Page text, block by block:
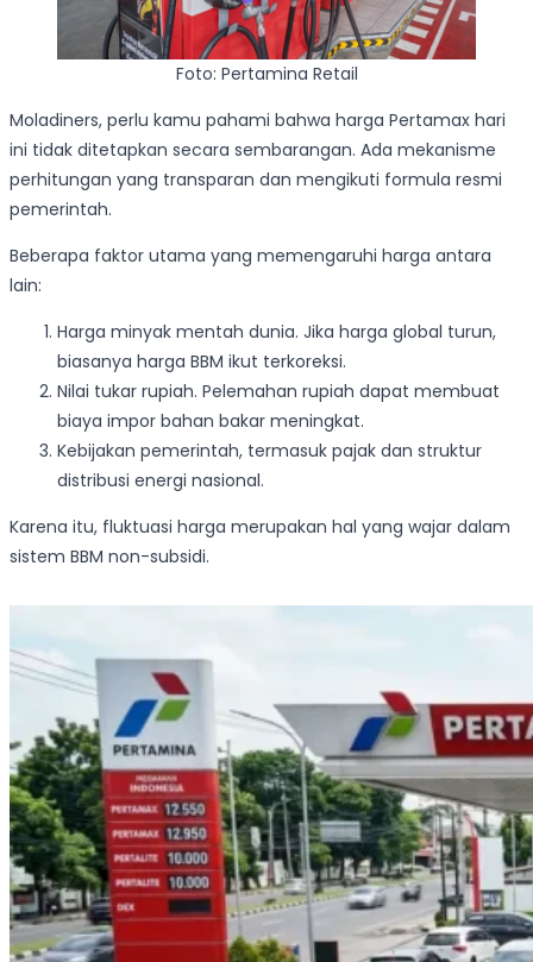
Foto: Pertamina Retail
Moladiners, perlu kamu pahami bahwa harga Pertamax hari
ini tidak ditetapkan secara sembarangan. Ada mekanisme
perhitungan yang transparan dan mengikuti formula resmi
pemerintah.
Beberapa faktor utama yang memengaruhi harga antara
lain:
Harga minyak mentah dunia. Jika harga global turun,
biasanya harga BBM ikut terkoreksi.
Nilai tukar rupiah. Pelemahan rupiah dapat membuat
biaya impor bahan bakar meningkat.
Kebijakan pemerintah, termasuk pajak dan struktur
distribusi energi nasional.
Karena itu, fluktuasi harga merupakan hal yang wajar dalam
sistem BBM non-subsidi.